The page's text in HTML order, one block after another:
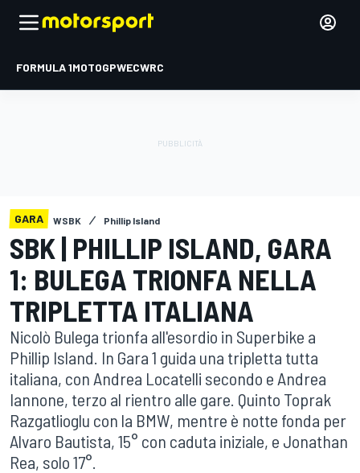
FORMULA 1MOTOGPWECWRC
GARA WSBK Phillip Island
SBK | PHILLIP ISLAND, GARA
1: BULEGA TRIONFA NELLA
TRIPLETTA ITALIANA
Nicolò Bulega trionfa all'esordio in Superbike a
Phillip Island. In Gara 1 guida una tripletta tutta
italiana, con Andrea Locatelli secondo e Andrea
Iannone, terzo al rientro alle gare. Quinto Toprak
Razgatlioglu con la BMW, mentre è notte fonda per
Alvaro Bautista, 15° con caduta iniziale, e Jonathan
Rea, solo 17°.